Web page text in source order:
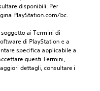
disponibili. Per
PlayStation.com/bc.
ai Termini di
di PlayStation e a
specifica applicabile a
questi Termini,
dettagli, consultare i